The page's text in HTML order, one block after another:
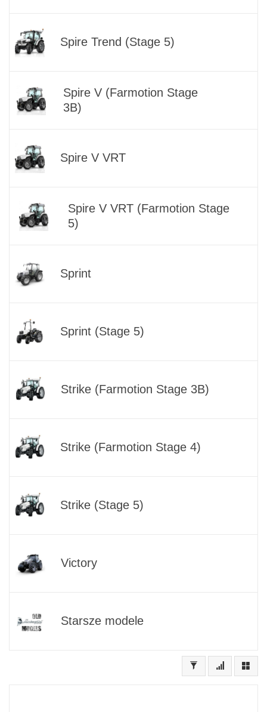
Spire Trend (Stage 5)
Spire V (Farmotion Stage
3B)
Spire V VRT
Spire V VRT (Farmotion Stage
5)
Sprint
Sprint (Stage 5)
Strike (Farmotion Stage 3B)
Strike (Farmotion Stage 4)
Strike (Stage 5)
Victory
Starsze modele